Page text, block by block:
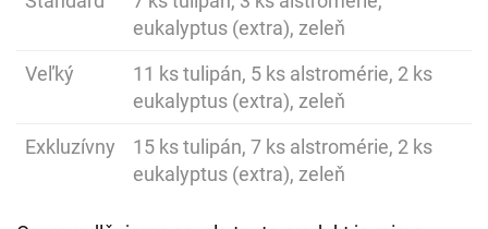
eukalyptus (extra), zeleň
Veľký
11 ks tulipán, 5 ks alstromérie, 2 ks
eukalyptus (extra), zeleň
Exkluzívny
15 ks tulipán, 7 ks alstromérie, 2 ks
eukalyptus (extra), zeleň